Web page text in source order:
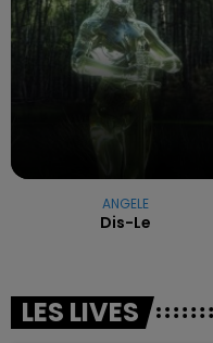
ANGELE
Dis-Le
LES LIVES